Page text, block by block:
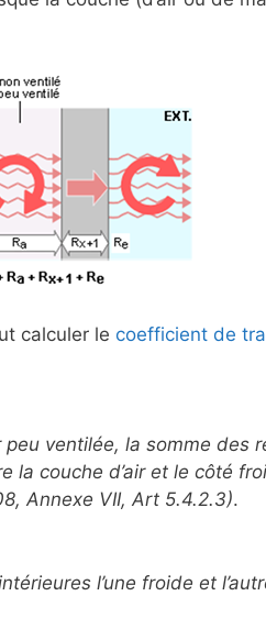
calculer le coefficient de
ventilée, la somme des
la couche d’air et le côté
Annexe VII, Art 5.4.2.3).
l’une froide et